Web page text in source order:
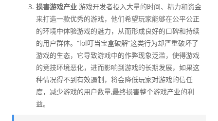
损害游戏产业 游戏开发者投入大量的时间、精力和资金
来打造一款优秀的游戏，他们希望玩家能够在公平公正
的环境中体验游戏的魅力，从而形成良好的口碑和持续
的用户群体。“lol叮当宝盒破解”这类行为却严重破坏了
游戏的生态，它导致游戏中的作弊现象泛滥，使得游戏
的竞技环境恶化，进而影响到游戏的长期发展，如果这
种情况得不到有效遏制，将会降低玩家对游戏的信任
度，减少游戏的用户数量,最终损害整个游戏产业的利
益。